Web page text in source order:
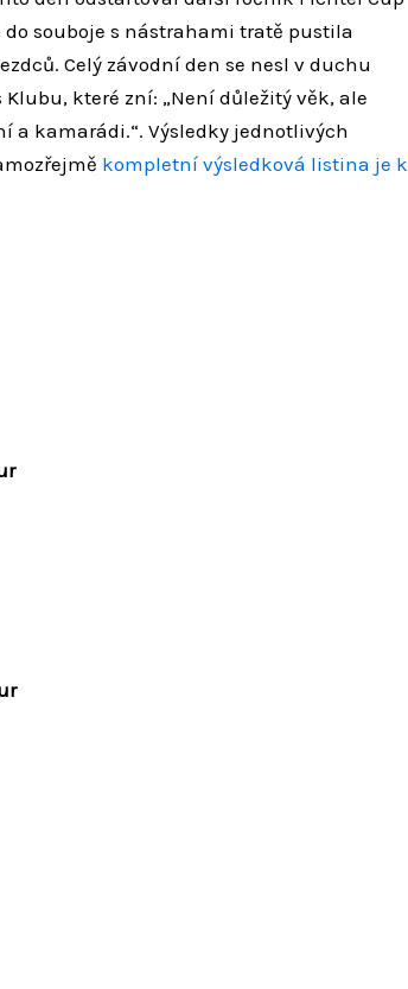
souboje s nástrahami tratě pustila
Celý závodní den se nesl v duchu
které zní: „Není důležitý věk, ale
a kamarádi.“. Výsledky jednotlivých
kompletní výsledková listina je k